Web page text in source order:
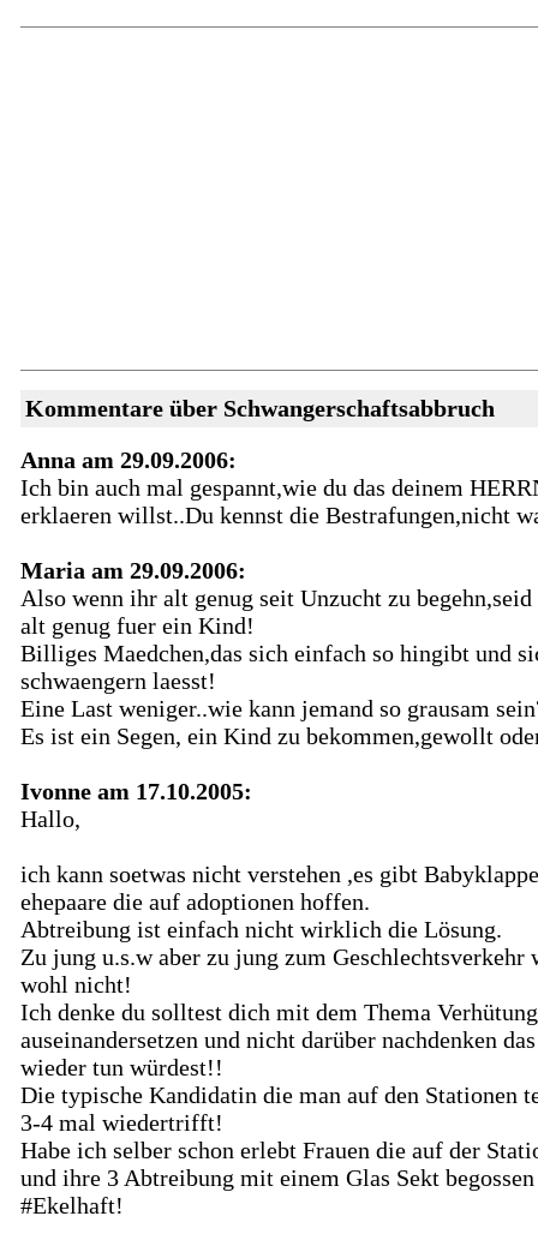
Kommentare über Schwangerschaftsabbruch
Anna am 29.09.2006:
Ich bin auch mal gespannt,wie du das deinem
erklaeren willst..Du kennst die Bestrafungen,nicht
Maria am 29.09.2006:
Also wenn ihr alt genug seit Unzucht zu
alt genug fuer ein Kind!
Billiges Maedchen,das sich einfach so hingibt und
schwaengern laesst!
Eine Last weniger..wie kann jemand so grausam
Es ist ein Segen, ein Kind zu bekommen,gewollt
Ivonne am 17.10.2005:
Hallo,
ich kann soetwas nicht verstehen ,es gibt
ehepaare die auf adoptionen hoffen.
Abtreibung ist einfach nicht wirklich die Lösung.
Zu jung u.s.w aber zu jung zum Geschlechtsverkehr
wohl nicht!
Ich denke du solltest dich mit dem Thema Verhütung
auseinandersetzen und nicht darüber nachdenken
wieder tun würdest!!
Die typische Kandidatin die man auf den Stationen
3-4 mal wiedertrifft!
Habe ich selber schon erlebt Frauen die auf der
und ihre 3 Abtreibung mit einem Glas Sekt begossen
#Ekelhaft!